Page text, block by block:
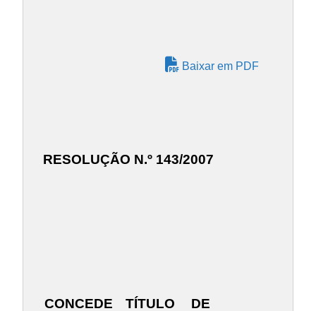
Baixar em PDF
RESOLUÇÃO N.º 143/2007
CONCEDE TÍTULO DE